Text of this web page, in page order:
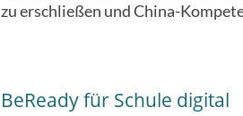
zu erschließen und China-
BeReady für Schule digital